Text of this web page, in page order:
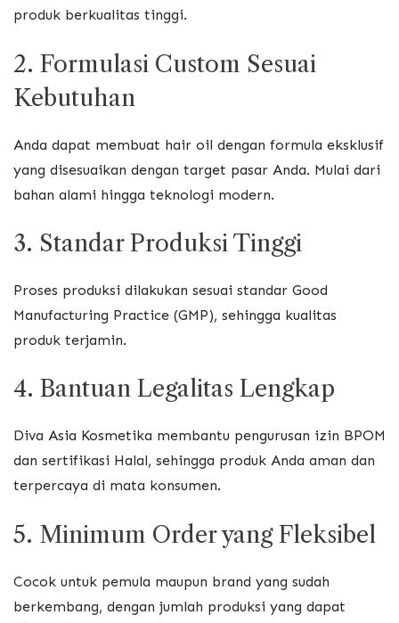
produk berkualitas tinggi.
2. Formulasi Custom Sesuai
Kebutuhan
Anda dapat membuat hair oil dengan formula eksklusif
yang disesuaikan dengan target pasar Anda. Mulai dari
bahan alami hingga teknologi modern.
3. Standar Produksi Tinggi
Proses produksi dilakukan sesuai standar Good
Manufacturing Practice (GMP), sehingga kualitas
produk terjamin.
4. Bantuan Legalitas Lengkap
Diva Asia Kosmetika membantu pengurusan izin BPOM
dan sertifikasi Halal, sehingga produk Anda aman dan
terpercaya di mata konsumen.
5. Minimum Order yang Fleksibel
Cocok untuk pemula maupun brand yang sudah
berkembang, dengan jumlah produksi yang dapat